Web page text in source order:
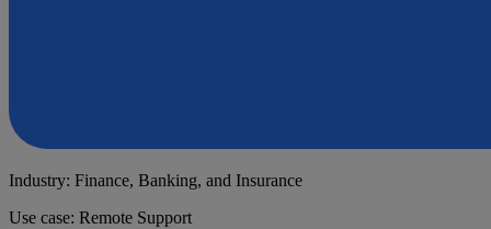
Industry: Finance, Banking, and Insurance
Use case: Remote Support